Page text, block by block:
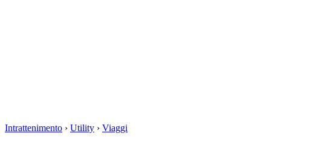
Intrattenimento › Utility › Viaggi